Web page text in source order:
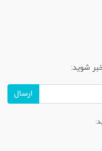
شوید:
ارسال